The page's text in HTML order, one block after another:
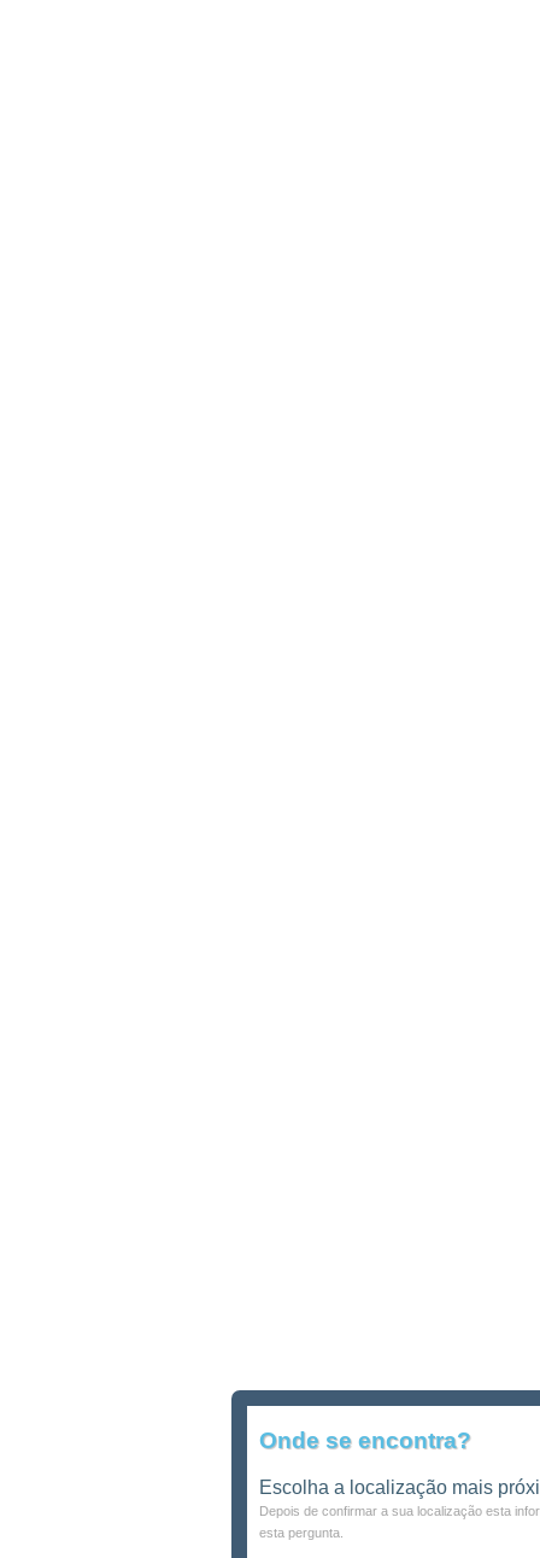
Onde se encontra?
Escolha a localização mais
Depois de confirmar a sua localização esta
esta pergunta.